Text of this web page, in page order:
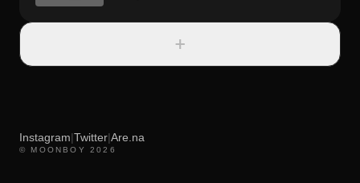
+
Instagram|Twitter|Are.na
© MOONBOY 2026